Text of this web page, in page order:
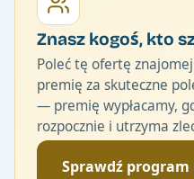
Znasz kogoś, kto
Poleć tę ofertę
premię za skuteczne
— premię wypłacamy,
rozpocznie i utrzyma
Sprawdź